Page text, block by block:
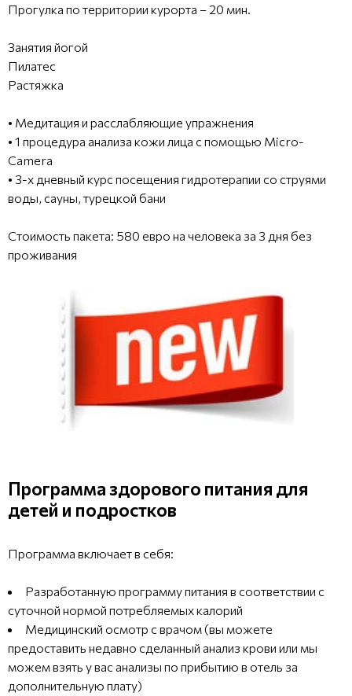
Прогулка по территории курорта – 20 мин.
Занятия йогой
Пилатес
Растяжка
• Медитация и расслабляющие упражнения
• 1 процедура анализа кожи лица с помощью Micro-
Camera
• 3-х дневный курс посещения гидротерапии со струями
воды, сауны, турецкой бани
Стоимость пакета: 580 евро на человека за 3 дня без
проживания
Программа здорового питания для
детей и подростков
Программа включает в себя:
Разработанную программу питания в соответствии с
суточной нормой потребляемых калорий
Медицинский осмотр с врачoм (вы можете
предоставить недавно сделанный анализ крови или мы
можем взять у вас анализы по прибытию в отель за
дополнительную плату)